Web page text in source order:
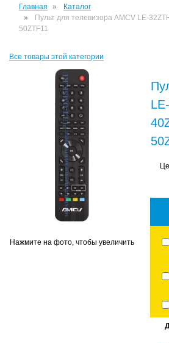
Главная
Каталог
Пульт для телевизора AMCV LE-
50ZTF11
Все товары этой категории
Нажмите на фото, чтобы увеличить